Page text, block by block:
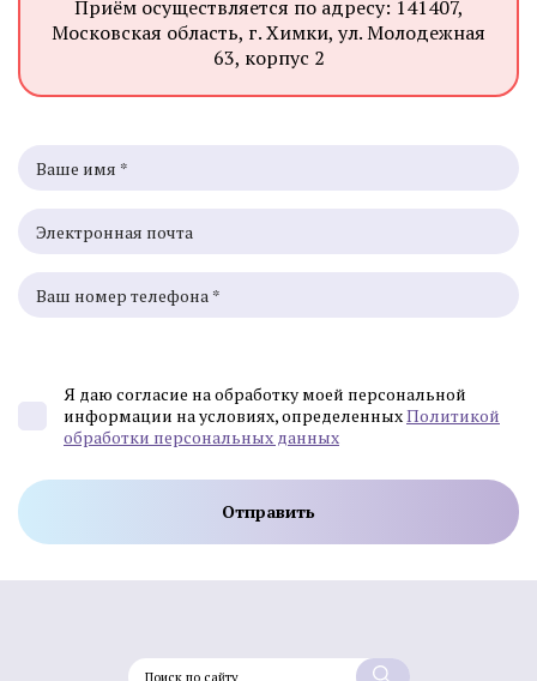
Приём осуществляется по адресу: 141407,
Московская область, г. Химки, ул. Молодежная
63, корпус 2
Я даю согласие на обработку моей персональной
информации на условиях, определенныхПолитикой
обработки персональных данных